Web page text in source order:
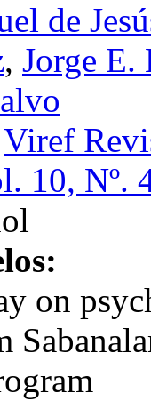
de
, Jorge E.
Viref
10, Nº.
on